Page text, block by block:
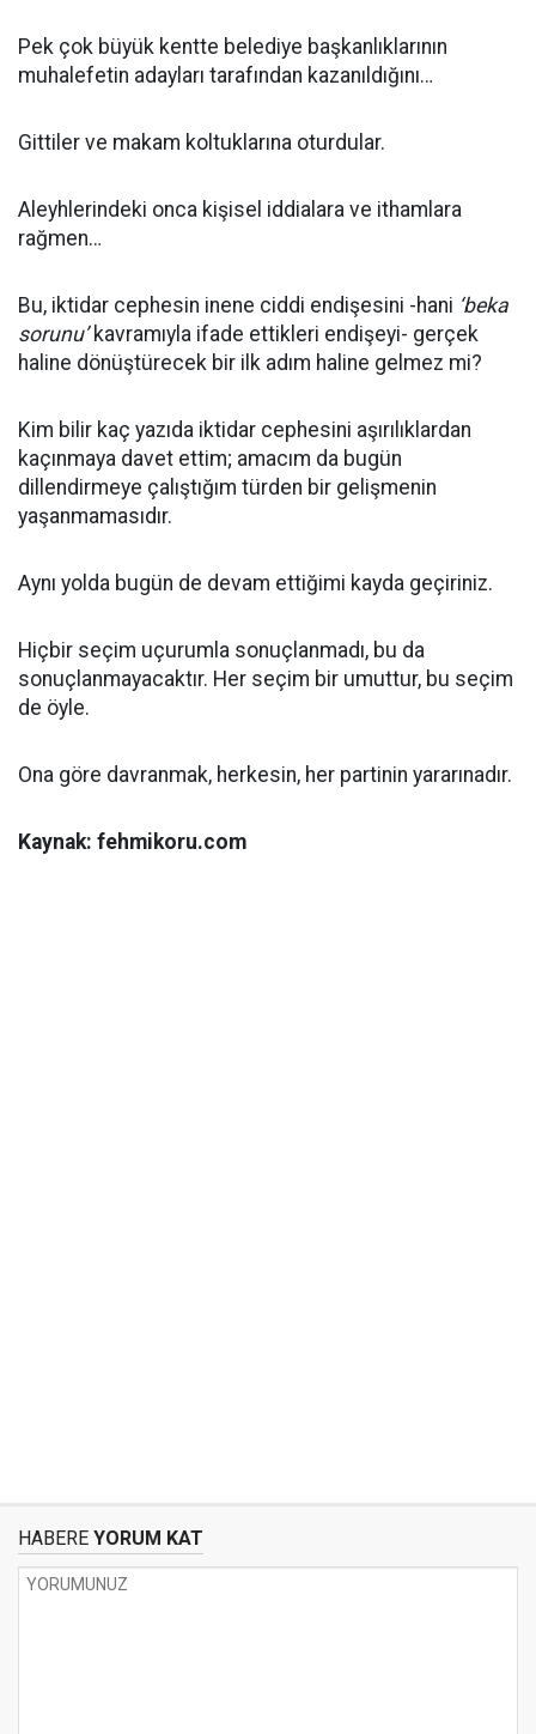
Pek çok büyük kentte belediye başkanlıklarının
muhalefetin adayları tarafından kazanıldığını…
Gittiler ve makam koltuklarına oturdular.
Aleyhlerindeki onca kişisel iddialara ve ithamlara
rağmen…
Bu, iktidar cephesin inene ciddi endişesini -hani ‘beka
sorunu’ kavramıyla ifade ettikleri endişeyi- gerçek
haline dönüştürecek bir ilk adım haline gelmez mi?
Kim bilir kaç yazıda iktidar cephesini aşırılıklardan
kaçınmaya davet ettim; amacım da bugün
dillendirmeye çalıştığım türden bir gelişmenin
yaşanmamasıdır.
Aynı yolda bugün de devam ettiğimi kayda geçiriniz.
Hiçbir seçim uçurumla sonuçlanmadı, bu da
sonuçlanmayacaktır. Her seçim bir umuttur, bu seçim
de öyle.
Ona göre davranmak, herkesin, her partinin yararınadır.
Kaynak: fehmikoru.com
HABERE YORUM KAT